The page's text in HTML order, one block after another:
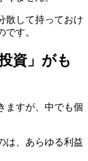
散して持っておけ
す。
資」がも
ますが、中でも個
は、あらゆる利益